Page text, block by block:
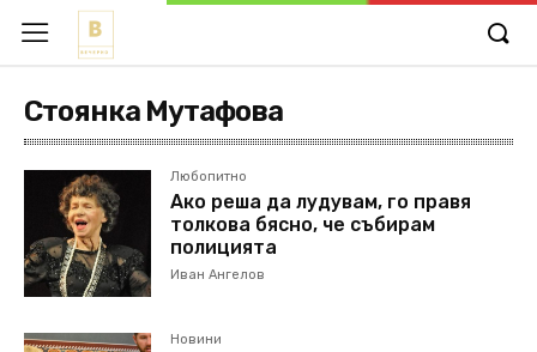
Стоянка Мутафова
Любопитно
Ако реша да лудувам, го правя
толкова бясно, че събирам
полицията
Иван Ангелов
Новини